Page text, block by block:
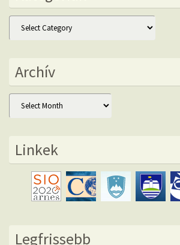
Kategóriák
Archív
Archív
Linkek
Legfrissebb